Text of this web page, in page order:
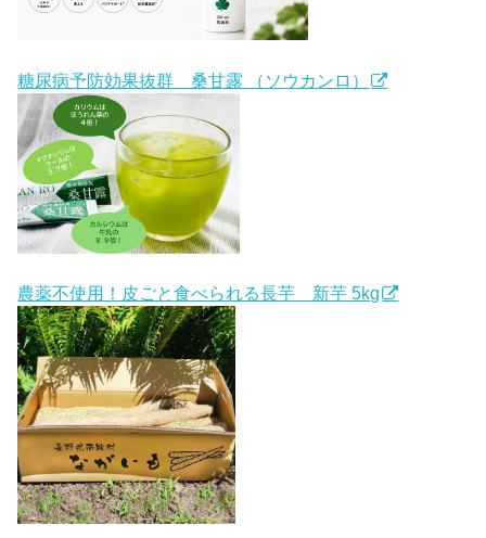
糖尿病予防効果抜群 桑甘露 （ソウカンロ）
農薬不使用！皮ごと食べられる長芋 新芋 5kg